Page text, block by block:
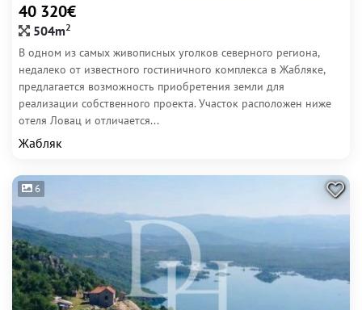
40 320€
504m2
В одном из самых живописных уголков северного региона,
недалеко от известного гостиничного комплекса в Жабляке,
предлагается возможность приобретения земли для
реализации собственного проекта. Участок расположен ниже
отеля Ловац и отличается...
Жабляк
6